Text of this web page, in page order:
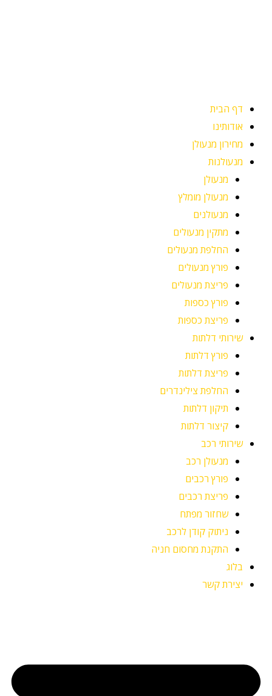
דף הבית
אודותינו
מחירון מנעולן
מנעולנות
מנעולן
מנעולן מומלץ
מנעולנים
מתקין מנעולים
החלפת מנעולים
פורץ מנעולים
פריצת מנעולים
פורץ כספות
פריצת כספות
שירותי דלתות
פורץ דלתות
פריצת דלתות
החלפת צילינדרים
תיקון דלתות
קיצור דלתות
שירותי רכב
מנעולן רכב
פורץ רכבים
פריצת רכבים
שחזור מפתח
ניתוק קודן לרכב
התקנת מחסום חניה
בלוג
יצירת קשר